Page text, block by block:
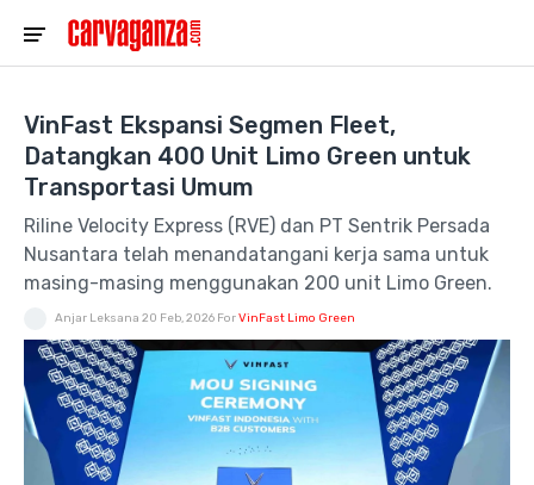
VinFast Ekspansi Segmen Fleet,
Datangkan 400 Unit Limo Green untuk
Transportasi Umum
Riline Velocity Express (RVE) dan PT Sentrik Persada
Nusantara telah menandatangani kerja sama untuk
masing-masing menggunakan 200 unit Limo Green.
Anjar Leksana 20 Feb, 2026 ForVinFast Limo Green